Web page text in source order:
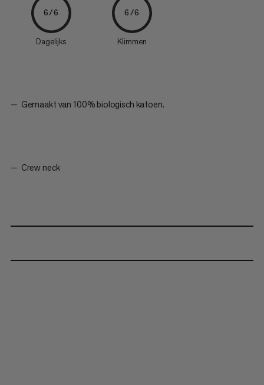
6/6
Dagelijks
6/6
Klimmen
Gemaakt van 100% biologisch katoen.
Crew neck